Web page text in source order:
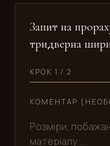
Запит на
тридверна
КРОК 1 / 2
КОМЕНТАР